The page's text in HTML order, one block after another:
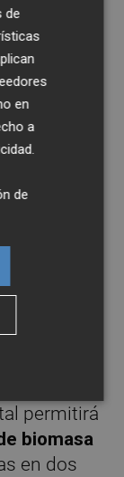
del Plan
y
la Unión
el 95
del
del Vino.
permitirá
biomasa
en dos
de
en
a
de